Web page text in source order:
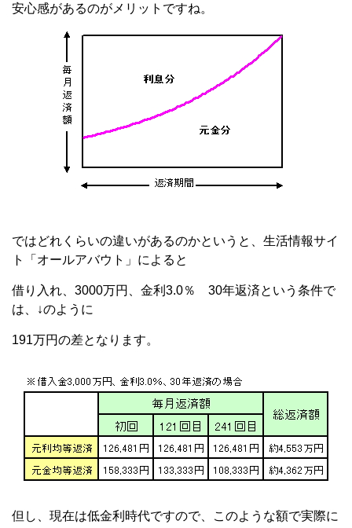
安心感があるのがメリットですね。
ではどれくらいの違いがあるのかというと、生活情報サイ
ト「オールアバウト」によると
借り入れ、3000万円、金利3.0％ 30年返済という条件で
は、↓のように
191万円の差となります。
但し、現在は低金利時代ですので、このような額で実際に